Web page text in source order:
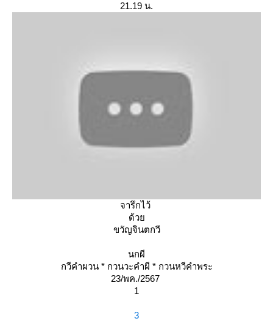
21.19 น.
จารึกไว้
ด้ว
ขวัญจินตกวี
นกผี
กวีคำผวน * กวนวะคำผี * กวนหวีคำพระ
23/พค./2567
1
3